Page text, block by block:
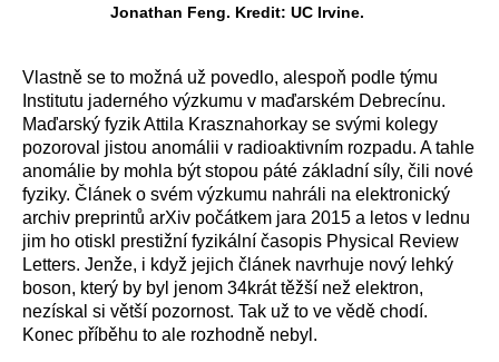
Jonathan Feng. Kredit: UC Irvine.
Vlastně se to možná už povedlo, alespoň podle týmu
Institutu jaderného výzkumu v maďarském Debrecínu.
Maďarský fyzik Attila Krasznahorkay se svými kolegy
pozoroval jistou anomálii v radioaktivním rozpadu. A tahle
anomálie by mohla být stopou páté základní síly, čili nové
fyziky. Článek o svém výzkumu nahráli na elektronický
archiv preprintů arXiv počátkem jara 2015 a letos v lednu
jim ho otiskl prestižní fyzikální časopis Physical Review
Letters. Jenže, i když jejich článek navrhuje nový lehký
boson, který by byl jenom 34krát těžší než elektron,
nezískal si větší pozornost. Tak už to ve vědě chodí.
Konec příběhu to ale rozhodně nebyl.